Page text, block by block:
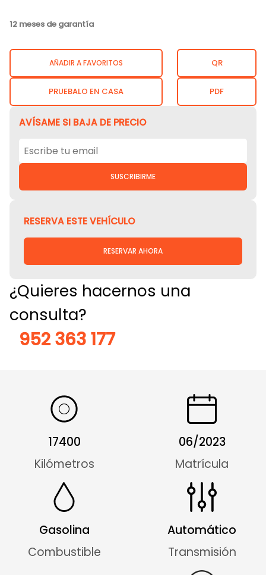
12 meses de garantía
AÑADIR A FAVORITOS
PRUEBALO EN CASA
QR
PDF
AVÍSAME SI BAJA DE PRECIO
SUSCRIBIRME
RESERVA ESTE VEHÍCULO
RESERVAR AHORA
¿Quieres hacernos una
consulta?
952 363 177
17400
Kilómetros
06/2023
Matrícula
Gasolina
Combustible
Automático
Transmisión